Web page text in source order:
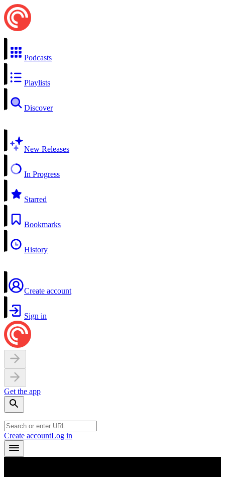
Podcasts
Playlists
Discover
New Releases
In Progress
Starred
Bookmarks
History
Create account
Sign in
Get the app
Create accountLog in